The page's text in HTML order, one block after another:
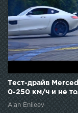
Тест-драйв
0-250 км/ч и не
Alan Enileev